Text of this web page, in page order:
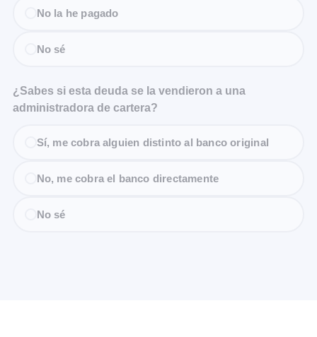
No la he pagado
No sé
¿Sabes si esta deuda se la vendieron a una
administradora de cartera?
Sí, me cobra alguien distinto al banco original
No, me cobra el banco directamente
No sé